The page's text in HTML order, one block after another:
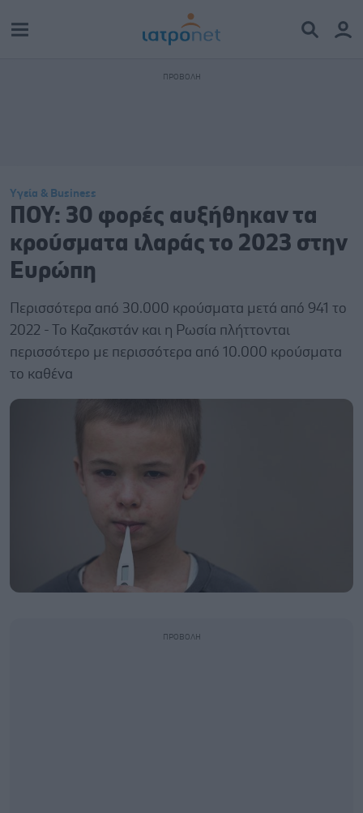
Υγεία & Business
ΠΟΥ: 30 φορές αυξήθηκαν τα
κρούσματα ιλαράς το 2023 στην
Ευρώπη
Περισσότερα από 30.000 κρούσματα μετά από 941 το
2022 - Το Καζακστάν και η Ρωσία πλήττονται
περισσότερο με περισσότερα από 10.000 κρούσματα
το καθένα